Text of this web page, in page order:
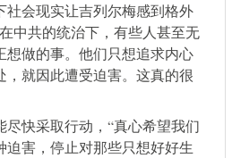
社会现实让吉列尔梅感到格外
中共的统治下，有些人甚至无
想做的事。他们只想追求内心
，就因此遭受迫害。这真的很
快采取行动，“真心希望我们
害，停止对那些只想好好生